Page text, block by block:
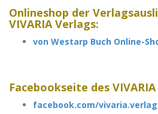
Onlineshop der
VIVARIA Verlags:
von Westarp Buch Online-
Facebookseite des
facebook.com/vivaria.verlag